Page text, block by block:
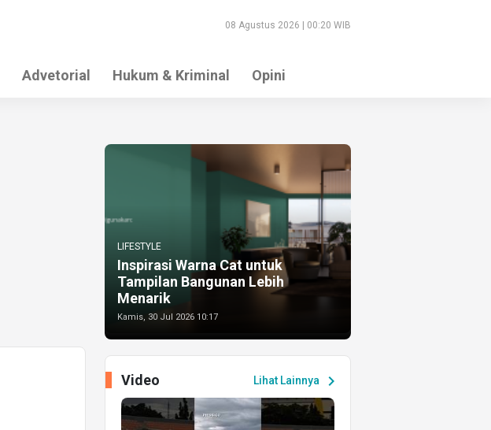
08 Agustus 2026 | 00:20 WIB
Advetorial Hukum & Kriminal Opini
LIFESTYLE
Inspirasi Warna Cat untuk
Tampilan Bangunan Lebih
Menarik
Kamis, 30 Jul 2026 10:17
Lihat Lainnya chevron_right
Video